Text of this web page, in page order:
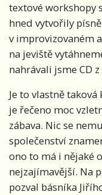
textové workshopy
hned vytvořily
v improvizovaném
na jeviště
nahrávali jsme CD
Je to vlastně
je řečeno moc
zábava. Nic se
společenství
ono to má i nějaké
nejzajímavější. Na
pozval básníka